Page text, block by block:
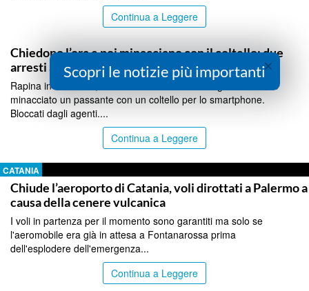
Continua a Leggere
Chiedono l’ora e poi minacciano con il coltello: due
arresti a Catania
Rapina in via Etnea, vicino alla Villa Bellini: due giovani hanno
minacciato un passante con un coltello per lo smartphone.
Bloccati dagli agenti....
Continua a Leggere
CATANIA
Chiude l’aeroporto di Catania, voli dirottati a Palermo a
causa della cenere vulcanica
I voli in partenza per il momento sono garantiti ma solo se
l'aeromobile era già in attesa a Fontanarossa prima
dell'esplodere dell'emergenza...
Continua a Leggere
×
Scopri le notizie più importanti